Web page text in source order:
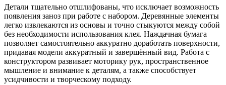
Детали тщательно отшлифованы, что исключает возможность
появления заноз при работе с набором. Деревянные элементы
легко извлекаются из основы и точно стыкуются между собой
без необходимости использования клея. Наждачная бумага
позволяет самостоятельно аккуратно доработать поверхности,
придавая модели аккуратный и завершённый вид. Работа с
конструктором развивает моторику рук, пространственное
мышление и внимание к деталям, а также способствует
усидчивости и творческому подходу.